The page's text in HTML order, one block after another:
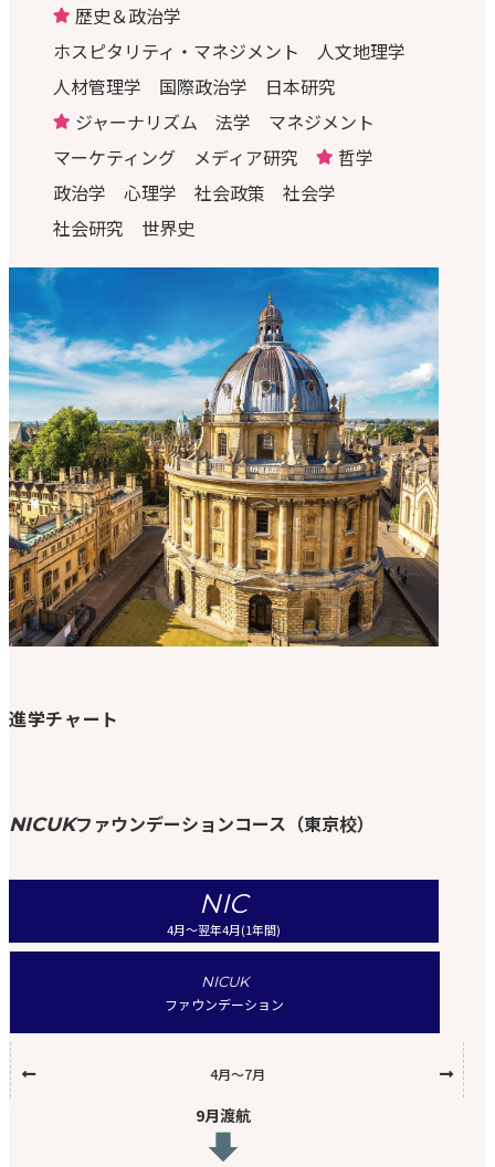
歴史＆政治学
ホスピタリティ・マネジメント
人文地理学
人材管理学
国際政治学
日本研究
ジャーナリズム
法学
マネジメント
マーケティング
メディア研究
哲学
政治学
心理学 社会政策
社会学
社会研究
世界史
進学チャート
NICUKファウンデーションコース（東京校）
NIC
4月〜翌年4月(1年間)
NICUK
ファウンデーション
4月〜7月
9月渡航